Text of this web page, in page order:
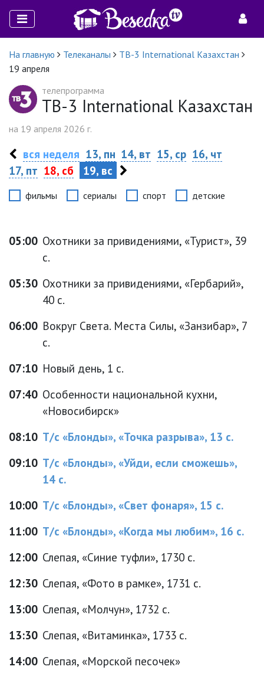
На главную Телеканалы
ТВ-3 International Казахстан
19 апреля
телепрограмма
ТВ-3 International Казахстан
на 19 апреля 2026 г.
вся неделя 13, пн 14, вт 15, ср 16, чт
17, пт 18, сб 19, вс
фильмы сериалы спорт детские
05:00 Охотники за привидениями, «Турист», 39
с.
05:30 Охотники за привидениями, «Гербарий»,
40 с.
06:00 Вокруг Света. Места Силы, «Занзибар», 7
с.
07:10 Новый день, 1 с.
07:40 Особенности национальной кухни,
«Новосибирск»
08:10 Т/с «Блонды», «Точка разрыва», 13 с.
09:10 Т/с «Блонды», «Уйди, если сможешь»,
14 с.
10:00 Т/с «Блонды», «Свет фонаря», 15 с.
11:00 Т/с «Блонды», «Когда мы любим», 16 с.
12:00 Слепая, «Синие туфли», 1730 с.
12:30 Слепая, «Фото в рамке», 1731 с.
13:00 Слепая, «Молчун», 1732 с.
13:30 Слепая, «Витаминка», 1733 с.
14:00 Слепая, «Морской песочек»